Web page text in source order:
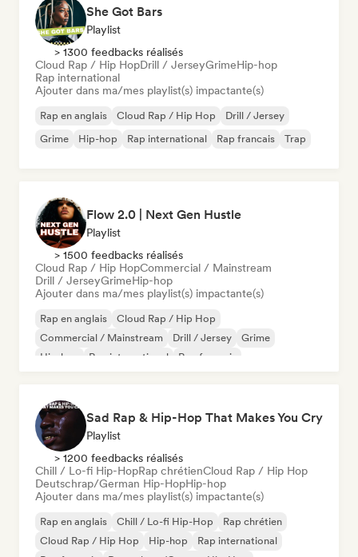
She Got Bars
Playlist
> 1300 feedbacks réalisés
Cloud Rap / Hip HopDrill / JerseyGrimeHip-hop
Rap international
Ajouter dans ma/mes playlist(s) impactante(s)
Rap en anglais Cloud Rap / Hip Hop
Drill / Jersey
Grime
Hip-hop Rap international Rap francais Trap
Flow 2.0 | Next Gen Hustle
Playlist
> 1500 feedbacks réalisés
Cloud Rap / Hip HopCommercial / Mainstream
Drill / JerseyGrimeHip-hop
Ajouter dans ma/mes playlist(s) impactante(s)
Rap en anglais
Cloud Rap / Hip Hop
Commercial / Mainstream
Drill / Jersey
Grime
Hip-hop
Rap international Rap francais
Sad Rap & Hip-Hop That Makes You Cry
Playlist
> 1200 feedbacks réalisés
Chill / Lo-fi Hip-HopRap chrétienCloud Rap / Hip Hop
Deutschrap/German Hip-HopHip-hop
Ajouter dans ma/mes playlist(s) impactante(s)
Rap en anglais Chill / Lo-fi Hip-Hop
Rap chrétien
Cloud Rap / Hip Hop
Hip-hop
Rap international